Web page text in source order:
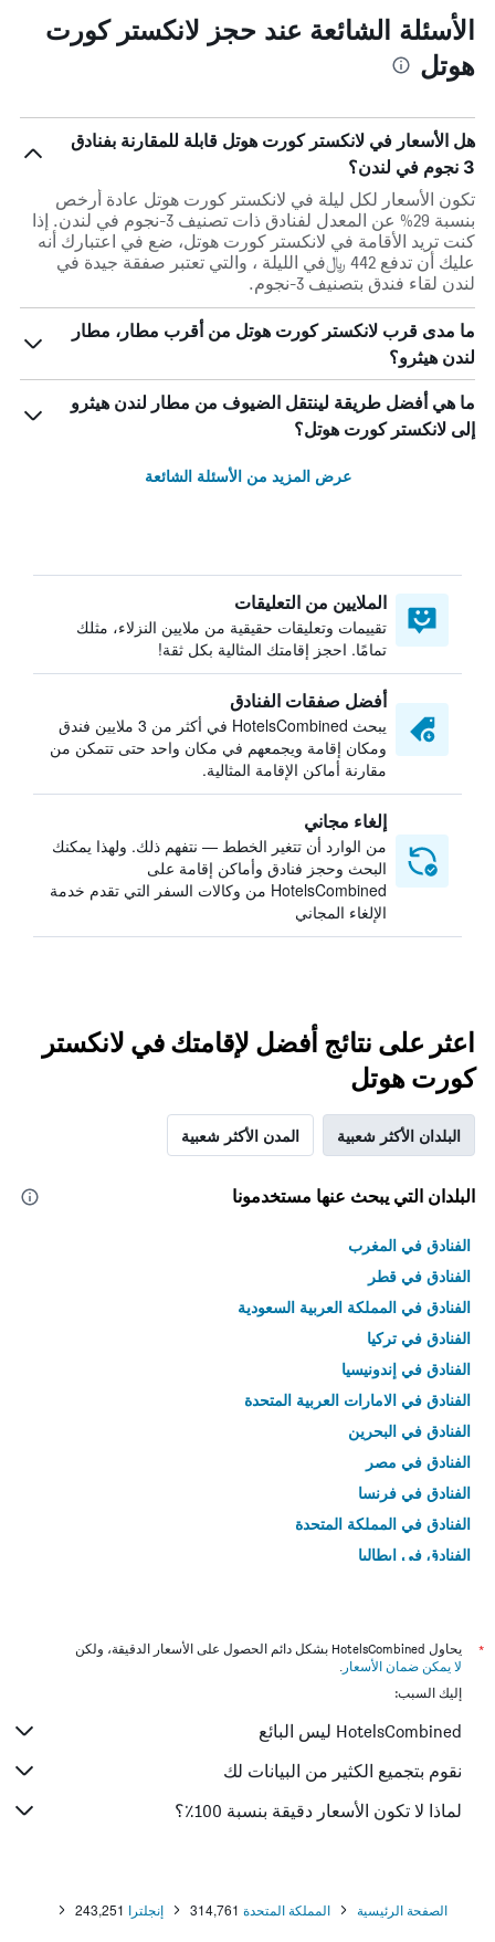
الأسئلة الشائعة عند حجز لانكستر كورت
هوتل
هل الأسعار في لانكستر كورت هوتل قابلة للمقارنة بفنادق
3 نجوم في لندن؟
تكون الأسعار لكل ليلة في لانكستر كورت هوتل عادة أرخص
بنسبة 29% عن المعدل لفنادق ذات تصنيف 3-نجوم في لندن. إذا
كنت تريد الأقامة في لانكستر كورت هوتل، ضع في اعتبارك أنه
عليك أن تدفع 442 ﷼في الليلة ، والتي تعتبر صفقة جيدة في
لندن لقاء فندق بتصنيف 3-نجوم.
ما مدى قرب لانكستر كورت هوتل من أقرب مطار، مطار
لندن هيثرو؟
ما هي أفضل طريقة لينتقل الضيوف من مطار لندن هيثرو
إلى لانكستر كورت هوتل؟
عرض المزيد من الأسئلة الشائعة
الملايين من التعليقات
تقييمات وتعليقات حقيقية من ملايين النزلاء، مثلك
تمامًا. احجز إقامتك المثالية بكل ثقة!
أفضل صفقات الفنادق
يبحث HotelsCombined في أكثر من 3 ملايين فندق
ومكان إقامة ويجمعهم في مكان واحد حتى تتمكن من
مقارنة أماكن الإقامة المثالية.
إلغاء مجاني
من الوارد أن تتغير الخطط — نتفهم ذلك. ولهذا يمكنك
البحث وحجز فنادق وأماكن إقامة على
HotelsCombined من وكالات السفر التي تقدم خدمة
الإلغاء المجاني
اعثر على نتائج أفضل لإقامتك في لانكستر
كورت هوتل
البلدان الأكثر شعبية المدن الأكثر شعبية
البلدان التي يبحث عنها مستخدمونا
الفنادق في المغرب
الفنادق في قطر
الفنادق في المملكة العربية السعودية
الفنادق في تركيا
الفنادق في إندونيسيا
الفنادق في الامارات العربية المتحدة
الفنادق في البحرين
الفنادق في مصر
الفنادق في فرنسا
الفنادق في المملكة المتحدة
الفنادق في إيطاليا
*
يحاول HotelsCombined بشكل دائم الحصول على الأسعار الدقيقة، ولكن
لا يمكن ضمان الأسعار .
إليك السبب:
HotelsCombined ليس البائع
نقوم بتجميع الكثير من البيانات لك
لماذا لا تكون الأسعار دقيقة بنسبة 100٪؟
الصفحة الرئيسية المملكة المتحدة 314,761 إنجلترا 243,251